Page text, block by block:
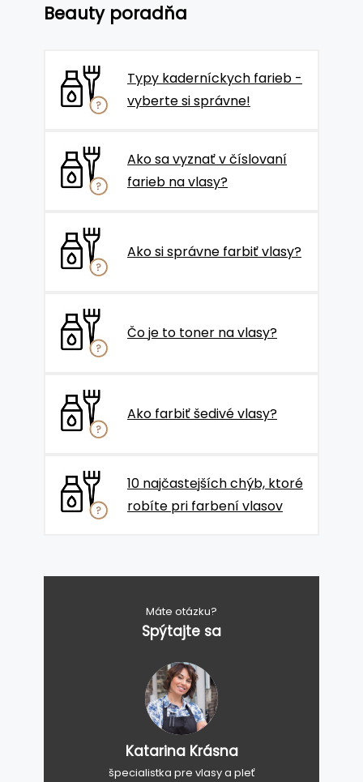
Beauty poradňa
Typy kaderníckych farieb -
vyberte si správne!
Ako sa vyznať v číslovaní
farieb na vlasy?
Ako si správne farbiť vlasy?
Čo je to toner na vlasy?
Ako farbiť šedivé vlasy?
10 najčastejších chýb, ktoré
robíte pri farbení vlasov
Máte otázku?
Spýtajte sa
Katarina Krásna
špecialistka pre vlasy a pleť